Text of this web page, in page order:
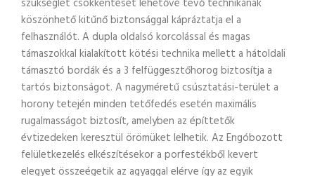
szükséglet csökkentését lehetővé tevő technikának
köszönhető kitűnő biztonsággal kápráztatja el a
felhasználót. A dupla oldalsó korcolással és magas
támaszokkal kialakított kötési technika mellett a hátoldali
támasztó bordák és a 3 felfüggesztőhorog biztosítja a
tartós biztonságot. A nagyméretű csúsztatási-terület a
horony tetején minden tetőfedés esetén maximális
rugalmasságot biztosít, amelyben az építtetők
évtizedeken keresztül örömüket lelhetik. Az Engóbozott
felületkezelés elkészítésekor a porfestékből kevert
elegyet összeégetik az agyaggal elérve így az egyik